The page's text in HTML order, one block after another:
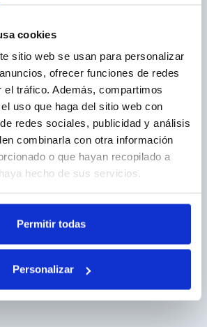
cookies
sitio web se usan para personalizar
ofrecer funciones de redes
el tráfico. Además, compartimos
uso que haga del sitio web con
redes sociales, publicidad y análisis
combinarla con otra información
o que hayan recopilado a
hecho de sus servicios.
Permitir todas
Personalizar